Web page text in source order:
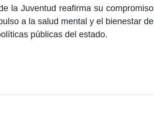
la Juventud reafirma su compromiso
a la salud mental y el bienestar de
públicas del estado.